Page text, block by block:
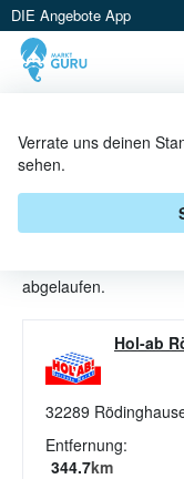
DIE Angebote App
Verrate uns deinen
sehen.
AKTIONEN
abgelaufen.
Hol-ab
32289
Entfernung:
344.7km